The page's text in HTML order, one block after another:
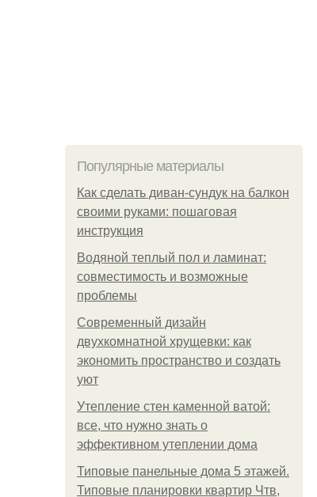
Популярные материалы
Как сделать диван-сундук на балкон
своими руками: пошаговая
инструкция
Водяной теплый пол и ламинат:
совместимость и возможные
проблемы
Современный дизайн
двухкомнатной хрущевки: как
экономить пространство и создать
уют
Утепление стен каменной ватой:
все, что нужно знать о
эффективном утеплении дома
Типовые панельные дома 5 этажей.
Типовые планировки квартир Чтв,